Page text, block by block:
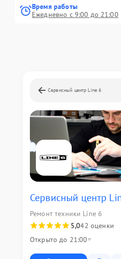
Время работы
Ежедневно с 9:00 до 21:00
Сервисный центр Line 6
Сервисный центр
Ремонт техники Line 6
5,042 оценки
Открыто до 21:00